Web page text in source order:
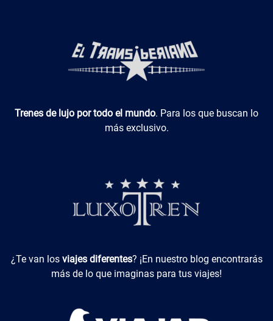
Luxotren
Trenes de lujo por todo el mundo. Para los que buscan lo
más exclusivo.
Viajes Diferentes
¿Te van los viajes diferentes? ¡En nuestro blog encontrarás
más de lo que imaginas para tus viajes!